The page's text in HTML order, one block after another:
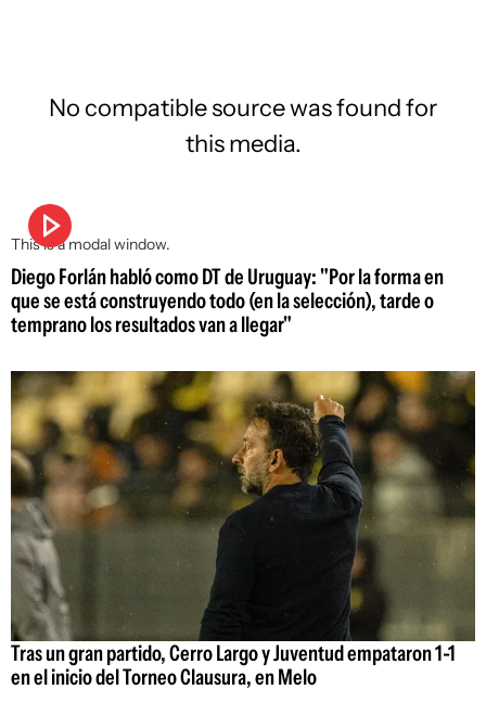
This is a modal window.
No compatible source was found for
this media.
Diego Forlán habló como DT de Uruguay: "Por la forma en
que se está construyendo todo (en la selección), tarde o
temprano los resultados van a llegar"
Tras un gran partido, Cerro Largo y Juventud empataron 1-1
en el inicio del Torneo Clausura, en Melo